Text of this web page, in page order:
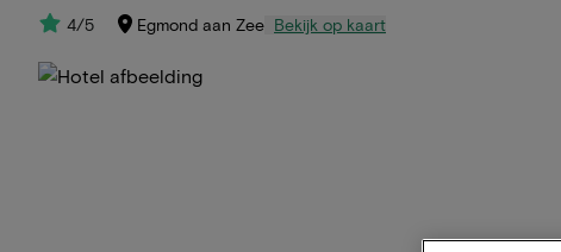
4/5 Egmond aan Zee Bekijk op kaart